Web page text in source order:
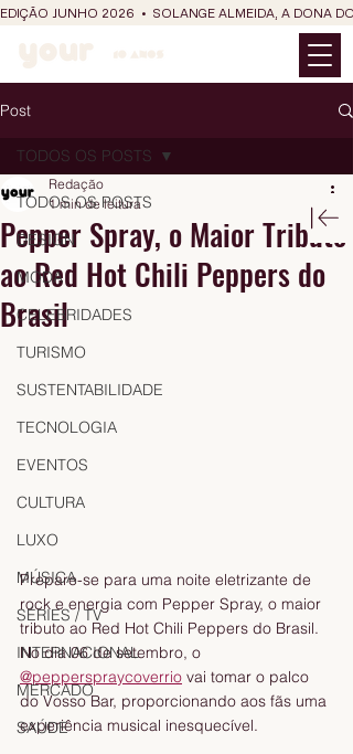
EDIÇÃO JUNHO 2026  •  SOLANGE ALMEIDA, A DONA
Post
TODOS OS POSTS
DESIGN
MODA
CELEBRIDADES
TURISMO
SUSTENTABILIDADE
TECNOLOGIA
EVENTOS
CULTURA
LUXO
MÚSICA
SÉRIES / TV
INTERNACIONAL
MERCADO
SAÚDE
TODOS OS POSTS
Pepper Spray, o Maior Tributo
ao Red Hot Chili Peppers do
Brasil
Redação
1 min de leitura
Prepare-se para uma noite eletrizante de
rock e energia com Pepper Spray, o maior
tributo ao Red Hot Chili Peppers do Brasil.
No dia 06 de setembro, o
@pepperspraycoverrio vai tomar o palco
do Vosso Bar, proporcionando aos fãs uma
experiência musical inesquecível.